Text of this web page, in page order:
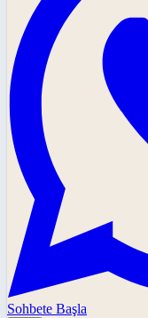
Sohbete Başla